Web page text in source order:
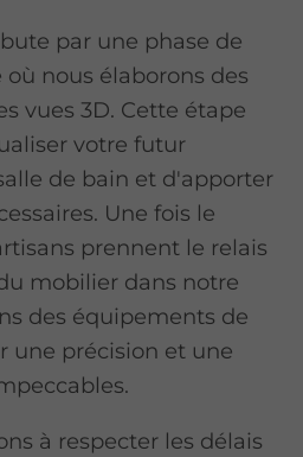
par une phase de
nous élaborons des
vues 3D. Cette étape
votre futur
de bain et d'apporter
Une fois le
prennent le relais
mobilier dans notre
des équipements de
une précision et une
à respecter les délais